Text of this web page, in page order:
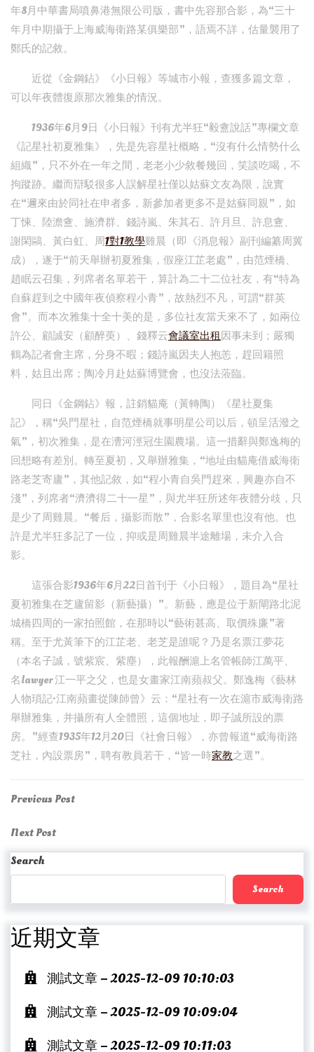
年8月中華書局噴鼻港無限公司版，書中先容那合影，為“三十
年月中期攝于上海威海衛路某俱樂部”，語焉不詳，估量襲用了
鄭氏的記敘。
近從《金鋼鉆》《小日報》等城市小報，查獲多篇文章，
可以年夜體復原那次雅集的情況。
1936年6月9日《小日報》刊有尤半狂“毅盦說話”專欄文章
《記星社初夏雅集》，先是先容星社概略，“沒有什么情勢什么
組織”，只不外在一年之間，老老小少敘餐幾回，笑談吃喝，不
拘蹤跡。繼而辯駁很多人誤解星社僅以姑蘇文友為限，說實
在“邇來由於同社在申者多，新參加者更多不是姑蘇同親”，如
丁悚、陸澹盦、施濟群、錢詩嵐、朱其石、許月旦、許息盦、
謝閑鷗、黃白虹、周1對1教學雞晨（即《消息報》副刊編纂周冀
成），遂于“前天舉辦初夏雅集，假座江芷老處”，由范煙橋、
趙眠云召集，列席者名單若干，算計為二十二位社友，有“特為
自蘇趕到之中國年夜偵察程小青”，故熱烈不凡，可謂“群英
會”。而本次雅集十全十美的是，多位社友當天來不了，如兩位
許公、顧誠安（顧醉萸）、錢釋云會議室出租因事未到；嚴獨
鶴為記者會主席，分身不暇；錢詩嵐因夫人抱恙，趕回籍照
料，姑且出席；陶冷月赴姑蘇博覽會，也沒法蒞臨。
同日《金鋼鉆》報，註銷貓庵（黃轉陶）《星社夏集
記》，稱“吳門星社，自范煙橋就事明星公司以后，頓呈活潑之
氣”，初次雅集，是在漕河涇冠生園農場。這一措辭與鄭逸梅的
回想略有差別。轉至夏初，又舉辦雅集，“地址由貓庵借威海衛
路老芝寄廬”，其他記敘，如“程小青自吳門趕來，興趣亦自不
淺”，列席者“濟濟得二十一星”，與尤半狂所述年夜體分歧，只
是少了周雞晨。“餐后，攝影而散”，合影名單里也沒有他。也
許是尤半狂多記了一位，抑或是周雞晨半途離場，未介入合
影。
這張合影1936年6月22日首刊于《小日報》，題目為“星社
夏初雅集在芝廬留影（新藝攝）”。新藝，應是位于新閘路北泥
城橋四周的一家拍照館，在那時以“藝術甚高、取價殊廉”著
稱。至于尤黃筆下的江芷老、老芝是誰呢？乃是名票江夢花
（本名子誠，號紫宸、紫塵），此報酬滬上名管帳師江萬平、
名lawyer 江一平之父，也是女畫家江南蘋叔父。鄭逸梅《藝林
人物瑣記·江南蘋畫從陳師曾》云：“星社有一次在滬市威海衛路
舉辦雅集，并攝所有人全體照，這個地址，即子誠所設的票
房。”經查1935年12月20日《社會日報》，亦曾報道“威海衛路
芝社，內設票房”，聘有教員若干，“皆一時家教之選”。
Post
navigation
Previous
Previous Post
Next
Post
Next Post
Search
Search
近期文章
測試文章 – 2025-12-09 10:10:03
測試文章 – 2025-12-09 10:09:04
測試文章 – 2025-12-09 10:11:03